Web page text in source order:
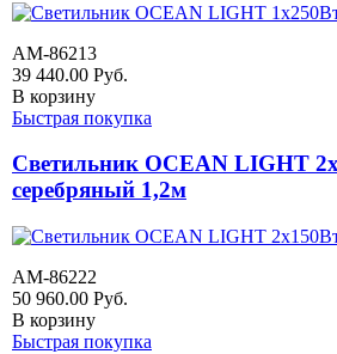
AM-86213
39 440.00 Руб.
В корзину
Быстрая покупка
Светильник OCEAN LIGHT
серебряный 1,2м
AM-86222
50 960.00 Руб.
В корзину
Быстрая покупка